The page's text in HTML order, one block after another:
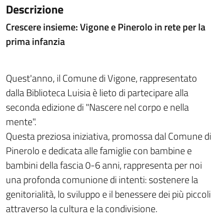
Descrizione
Crescere insieme: Vigone e Pinerolo in rete per la
prima infanzia
Quest'anno, il Comune di Vigone, rappresentato
dalla Biblioteca Luisia è lieto di partecipare alla
seconda edizione di "Nascere nel corpo e nella
mente".
Questa preziosa iniziativa, promossa dal Comune di
Pinerolo e dedicata alle famiglie con bambine e
bambini della fascia 0-6 anni, rappresenta per noi
una profonda comunione di intenti: sostenere la
genitorialità, lo sviluppo e il benessere dei più piccoli
attraverso la cultura e la condivisione.